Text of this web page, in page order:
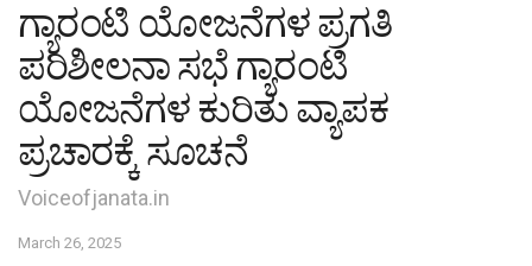
ಗ್ಯಾರಂಟಿ ಯೋಜನೆಗಳ ಪ್ರಗತಿ
ಪರಿಶೀಲನಾ ಸಭೆ ಗ್ಯಾರಂಟಿ
ಯೋಜನೆಗಳ ಕುರಿತು ವ್ಯಾಪಕ
ಪ್ರಚಾರಕ್ಕೆ ಸೂಚನೆ
Voiceofjanata.in
March 26, 2025